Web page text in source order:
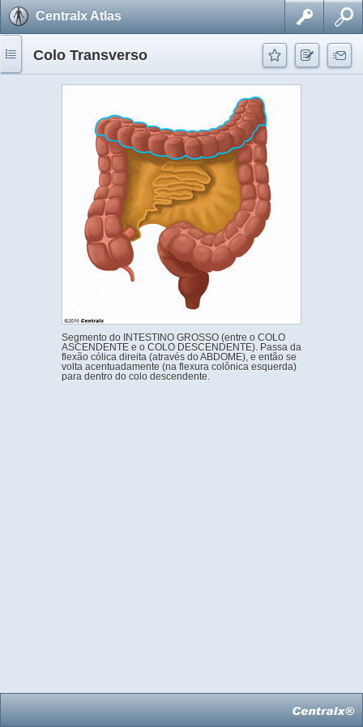
Centralx Atlas
Colo Transverso
Segmento do INTESTINO GROSSO (entre o COLO
ASCENDENTE e o COLO DESCENDENTE). Passa da
flexão cólica direita (através do ABDOME), e então se
volta acentuadamente (na flexura colônica esquerda)
para dentro do colo descendente.